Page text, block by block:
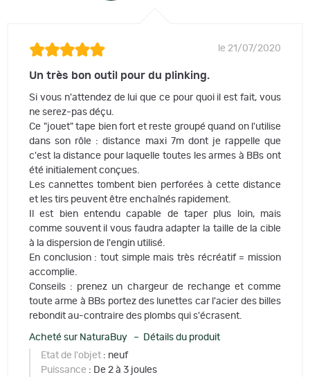
le 21/07/2020
Un très bon outil pour du plinking.
Si vous n'attendez de lui que ce pour quoi il est fait, vous
ne serez-pas déçu.
Ce "jouet" tape bien fort et reste groupé quand on l'utilise
dans son rôle : distance maxi 7m dont je rappelle que
c'est la distance pour laquelle toutes les armes à BBs ont
été initialement conçues.
Les cannettes tombent bien perforées à cette distance
et les tirs peuvent être enchaînés rapidement.
Il est bien entendu capable de taper plus loin, mais
comme souvent il vous faudra adapter la taille de la cible
à la dispersion de l'engin utilisé.
En conclusion : tout simple mais très récréatif = mission
accomplie.
Conseils : prenez un chargeur de rechange et comme
toute arme à BBs portez des lunettes car l'acier des billes
rebondit au-contraire des plombs qui s'écrasent.
Acheté sur NaturaBuy – Détails du produit
Etat de l'objet : neuf
Puissance : De 2 à 3 joules